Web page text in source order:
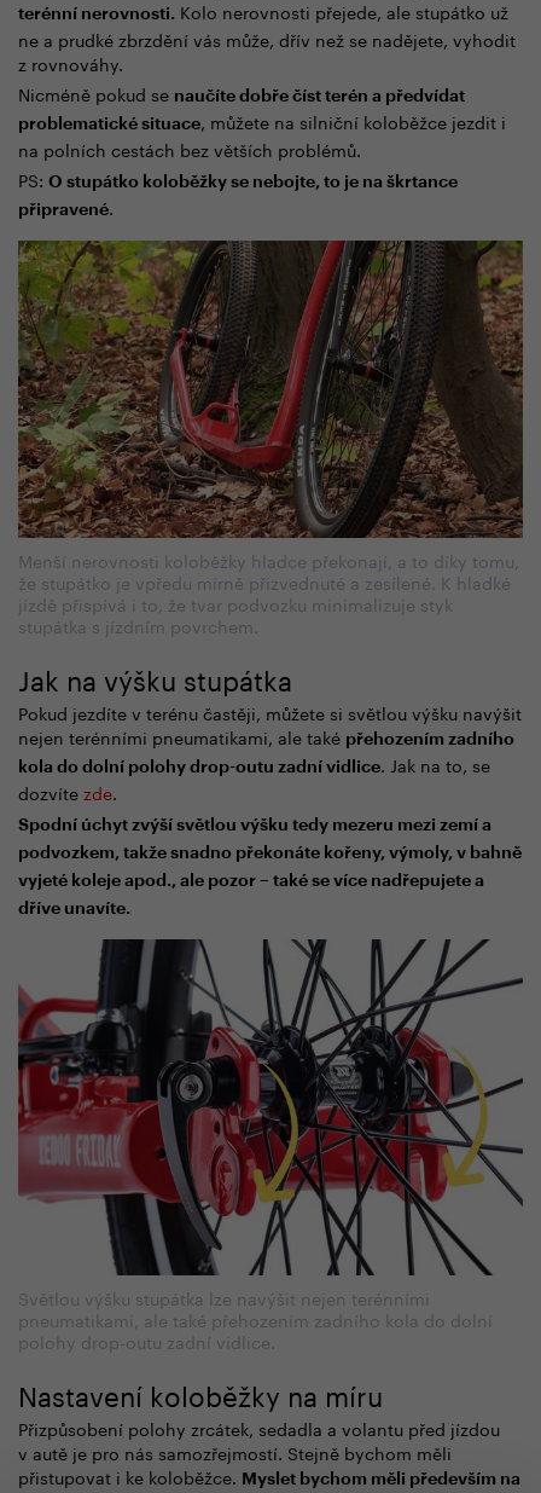
terénní nerovnosti. Kolo nerovnosti přejede, ale stupátko už
ne a prudké zbrzdění vás může, dřív než se nadějete, vyhodit
z rovnováhy.
Nicméně pokud se naučíte dobře číst terén a předvídat
problematické situace, můžete na silniční koloběžce jezdit i
na polních cestách bez větších problémů.
PS: O stupátko koloběžky se nebojte, to je na škrtance
připravené.
Menší nerovnosti koloběžky hladce překonají, a to díky tomu,
že stupátko je vpředu mírně přizvednuté a zesílené. K hladké
jízdě přispívá i to, že tvar podvozku minimalizuje styk
stupátka s jízdním povrchem.
Jak na výšku stupátka
Pokud jezdíte v terénu častěji, můžete si světlou výšku navýšit
nejen terénními pneumatikami, ale také přehozením zadního
kola do dolní polohy drop-outu zadní vidlice. Jak na to, se
dozvíte zde.
Spodní úchyt zvýší světlou výšku tedy mezeru mezi zemí a
podvozkem, takže snadno překonáte kořeny, výmoly, v bahně
vyjeté koleje apod., ale pozor – také se více nadřepujete a
dříve unavíte.
Světlou výšku stupátka lze navýšit nejen terénními
pneumatikami, ale také přehozením zadního kola do dolní
polohy drop-outu zadní vidlice.
Nastavení koloběžky na míru
Přizpůsobení polohy zrcátek, sedadla a volantu před jízdou
v autě je pro nás samozřejmostí. Stejně bychom měli
přistupovat i ke koloběžce. Myslet bychom měli především na